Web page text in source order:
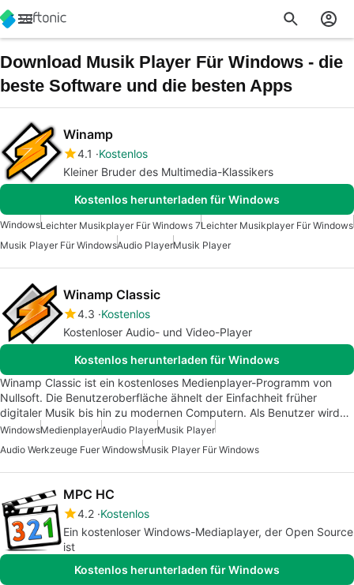
Download Musik Player Für Windows - die
beste Software und die besten Apps
Winamp
4.1
Kostenlos
Kleiner Bruder des Multimedia-Klassikers
Kostenlos herunterladen für Windows
WindowsLeichter Musikplayer Für Windows 7Leichter Musikplayer Für Windows
Musik Player Für WindowsAudio PlayerMusik Player
Winamp Classic
4.3 Kostenlos
Kostenloser Audio- und Video-Player
Kostenlos herunterladen für Windows
Winamp Classic ist ein kostenloses Medienplayer-Programm von
Nullsoft. Die Benutzeroberfläche ähnelt der Einfachheit früher
digitaler Musik bis hin zu modernen Computern. Als Benutzer wird…
WindowsMedienplayerAudio PlayerMusik Player
Audio Werkzeuge Fuer WindowsMusik Player Für Windows
MPC HC
4.2 Kostenlos
Ein kostenloser Windows-Mediaplayer, der Open Source
ist
Kostenlos herunterladen für Windows